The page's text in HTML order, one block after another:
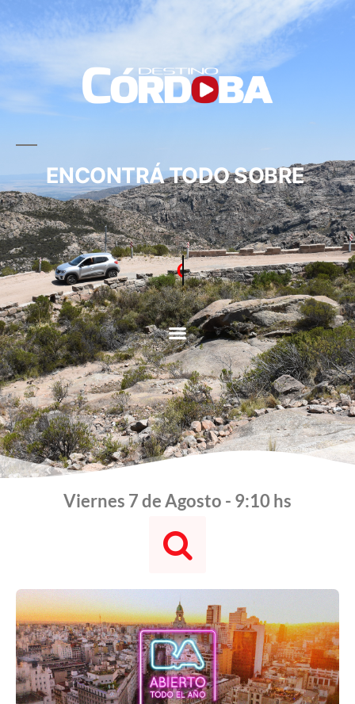
ENCONTRÁ TODO SOBRE
CIRCUITOS
Viernes 7 de Agosto - 9:10 hs